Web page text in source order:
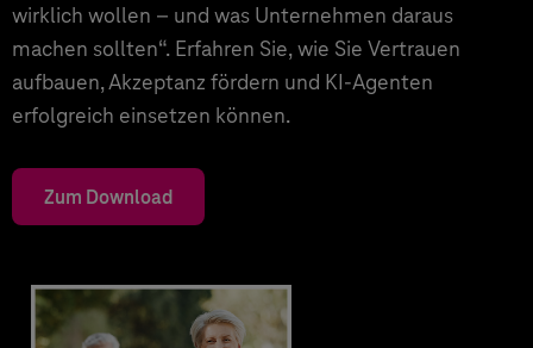
wirklich wollen – und was Unternehmen daraus
machen sollten“. Erfahren Sie, wie Sie Vertrauen
aufbauen, Akzeptanz fördern und KI-Agenten
erfolgreich einsetzen können.
Zum Download